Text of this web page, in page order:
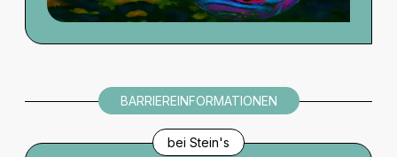
BARRIEREINFORMATIONEN
bei Stein's